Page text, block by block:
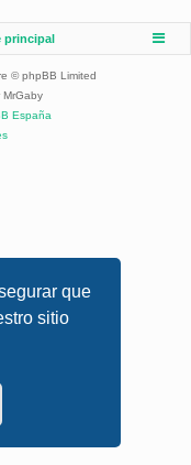
que
sitio
principal
© phpBB Limited
España